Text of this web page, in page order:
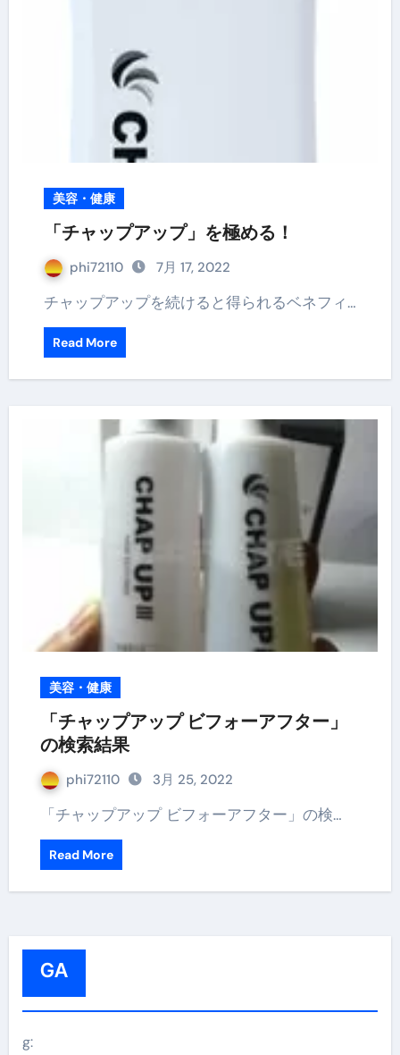
美容・健康
「チャップアップ」を極める！
phi72110 7月 17, 2022
チャップアップを続けると得られるベネフィ…
Read More
美容・健康
「チャップアップ ビフォーアフター」
の検索結果
phi72110 3月 25, 2022
「チャップアップ ビフォーアフター」の検…
Read More
GA
g: